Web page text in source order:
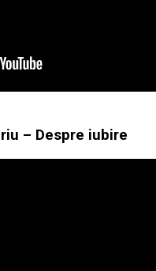
– Despre iubire